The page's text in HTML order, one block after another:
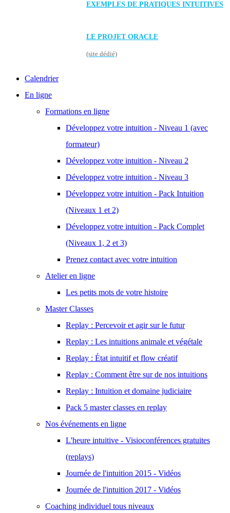
EXEMPLES DE PRATIQUES INTUITIVES
LE PROJET ORACLE
(site dédié)
Calendrier
En ligne
Formations en ligne
Développez votre intuition - Niveau 1 (avec
formateur)
Développez votre intuition - Niveau 2
Développez votre intuition - Niveau 3
Développez votre intuition - Pack Intuition
(Niveaux 1 et 2)
Développez votre intuition - Pack Complet
(Niveaux 1, 2 et 3)
Prenez contact avec votre intuition
Atelier en ligne
Les petits mots de votre histoire
Master Classes
Replay : Percevoir et agir sur le futur
Replay : Les intuitions animale et végétale
Replay : État intuitif et flow créatif
Replay : Comment être sur de nos intuitions
Replay : Intuition et domaine judiciaire
Pack 5 master classes en replay
Nos événements en ligne
L'heure intuitive - Visioconférences gratuites
(replays)
Journée de l'intuition 2015 - Vidéos
Journée de l'intuition 2017 - Vidéos
Coaching individuel tous niveaux